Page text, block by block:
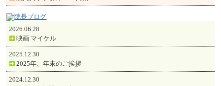
2026.06.28
映画 マイケル
2025.12.30
2025年、年末のご挨拶
2024.12.30